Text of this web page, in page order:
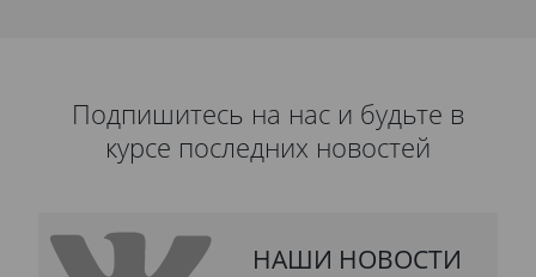
Подпишитесь на нас и будьте в
курсе последних новостей
НАШИ НОВОСТИ